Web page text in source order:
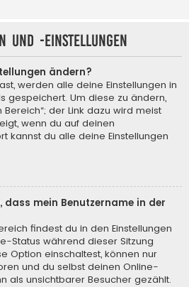
und -einstellungen
ändern?
werden alle deine Einstellungen in
gespeichert. Um diese zu ändern,
der Link dazu wird meist
wenn du auf deinen
kannst du alle deine Einstellungen
dass mein Benutzername in der
findest du in den Einstellungen
Status während dieser Sitzung
Option einschaltest, können nur
und du selbst deinen Online-
als unsichtbarer Besucher gezählt.